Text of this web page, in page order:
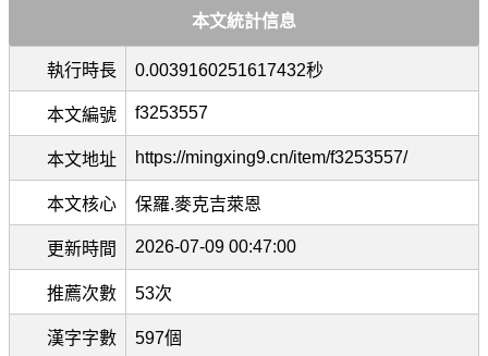
本文統計信息
執行時長 0.0039160251617432秒
本文編號 f3253557
本文地址 https://mingxing9.cn/item/f3253557/
本文核心 保羅.麥克吉萊恩
更新時間 2026-07-09 00:47:00
推薦次數 53次
漢字字數 597個